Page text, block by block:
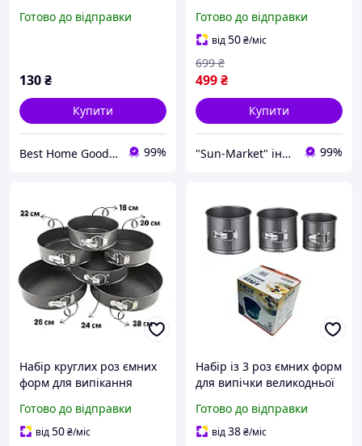
18 см, висота 6,5 см,
Готово до відправки
130₴
Купити
Best Home Goods - "Кращі товари для дому, подарунки, дрібниці" 99%
покриттям металеві
форми для кексів та
тортів 3 шт
Готово до відправки
від50₴/міс
499₴
699 ₴
Купити
"Sun-Market" інтернет-магазин 99%
Набір круглих роз ємних
форм для випікання
форми 18/20/22/24/26/28
см для тортів і десертів
Готово до відправки
від50₴/міс
Набір із 3 роз ємних форм
для випічки великодньої
тефлоновим покриттям
Уцінка
Готово до відправки
від38₴/міс